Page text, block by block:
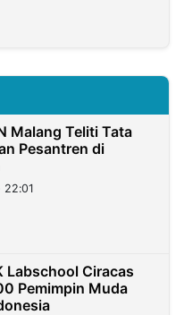
Malang Teliti Tata
Pesantren di
Labschool Ciracas
Pemimpin Muda